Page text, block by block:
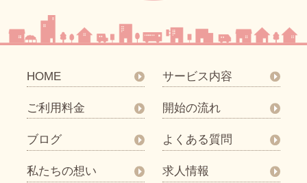
HOME サービス内容
ご利用料金 開始の流れ
ブログ よくある質問
私たちの想い 求人情報